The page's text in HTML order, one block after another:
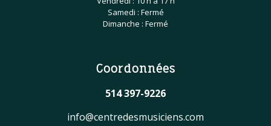
Samedi : Fermé
Dimanche : Fermé
Coordonnées
514 397-9226
info@centredesmusiciens.com